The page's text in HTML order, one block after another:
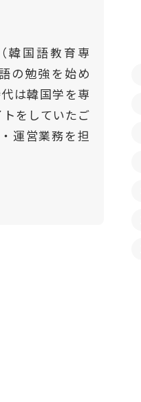
韓国語教育専
の勉強を始め
は韓国学を専
をしていたご
運営業務を担